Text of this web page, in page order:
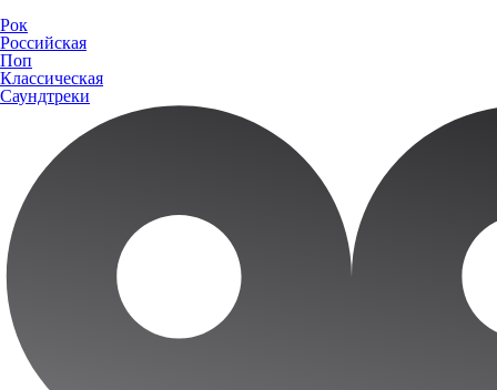
Рок
Российская
Поп
Классическая
Саундтреки